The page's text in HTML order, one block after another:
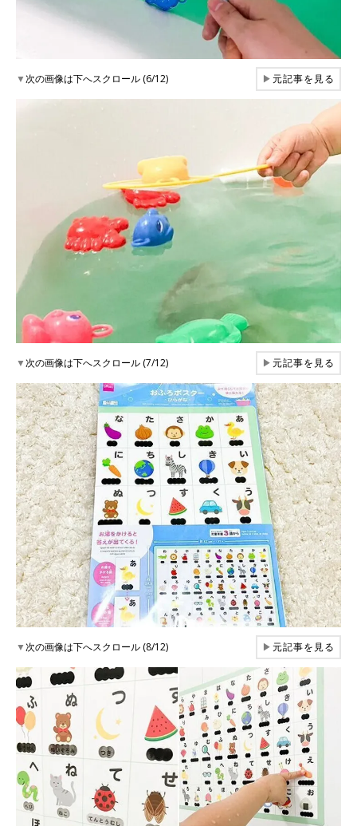
▼次の画像は下へスクロール (6/12) ▶元記事を見る
▼次の画像は下へスクロール (7/12) ▶元記事を見る
▼次の画像は下へスクロール (8/12) ▶元記事を見る